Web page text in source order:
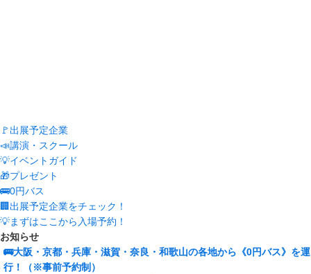
🚩出展予定企業
📣講演・スクール
💡イベントガイド
🎁プレゼント
🚌0円バス
🏢出展予定企業をチェック！
💡まずはここから入場予約！
お知らせ
🚌大阪・京都・兵庫・滋賀・奈良・和歌山の各地から《0円バス》を運
行！（※事前予約制）